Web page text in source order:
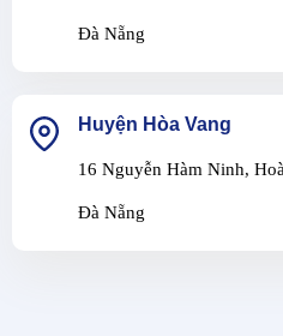
Đà Nẵng
Huyện Hòa Vang
16 Nguyễn Hàm Ninh,
Đà Nẵng